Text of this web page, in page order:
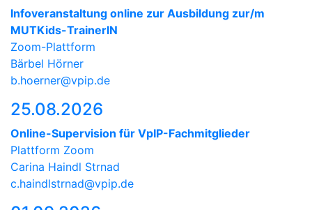
Infoveranstaltung online zur Ausbildung zur/m
MUTKids-TrainerIN
Zoom-Plattform
Bärbel Hörner
b.hoerner@vpip.de
25.08.2026
Online-Supervision für VpIP-Fachmitglieder
Plattform Zoom
Carina Haindl Strnad
c.haindlstrnad@vpip.de